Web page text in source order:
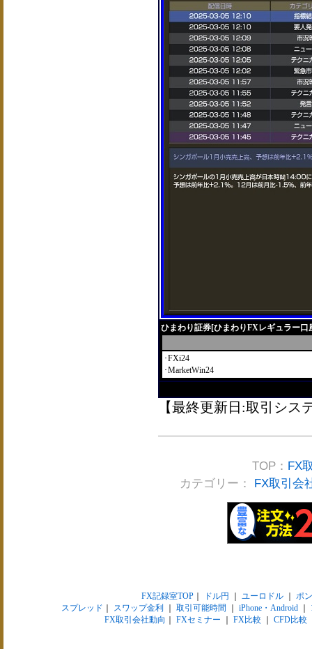
ひまわり証券[ひまわりFXレギュラー
･FXi24
･MarketWin24
【最終更新日:取引シス
TOP： FX
カテゴリー： FX取引会
FX記録室TOP｜ ドル円 ユーロドル｜ ポ
スプレッド
スワップ金利 取引可能時間 iPhone・Android
FX取引会社動向
FXセミナー FX比較 CFD比較